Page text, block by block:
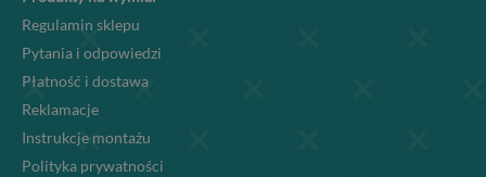
Regulamin sklepu
Pytania i odpowiedzi
Płatność i dostawa
Reklamacje
Instrukcje montażu
Polityka prywatności